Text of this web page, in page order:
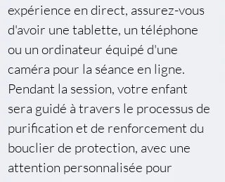
expérience en direct, assurez-vous
d'avoir une tablette, un téléphone
ou un ordinateur équipé d'une
caméra pour la séance en ligne.
Pendant la session, votre enfant
sera guidé à travers le processus de
purification et de renforcement du
bouclier de protection, avec une
attention personnalisée pour